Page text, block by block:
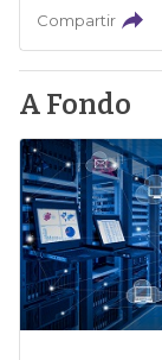
Compartir
A Fondo